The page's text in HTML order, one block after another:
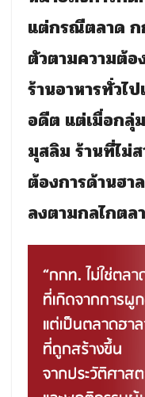
แต่กรณีตลาด ก
ตัวตามความต้
ร้านอาหารทั่วไ
อดีต แต่เมื่อกลุ่
มุสลิม ร้านที่ไม่
ต้องการด้านฮ
ลงตามกลไกตล